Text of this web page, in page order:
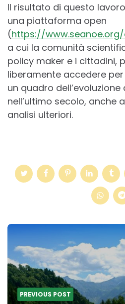
Il risultato di questo
una piattaforma open
(https://
a cui la comunità
policy maker e i cittadini,
liberamente accedere
un quadro
nell’ultimo secolo, anche
analisi ulteriori.
Post
navigation
PREVIOUS POST